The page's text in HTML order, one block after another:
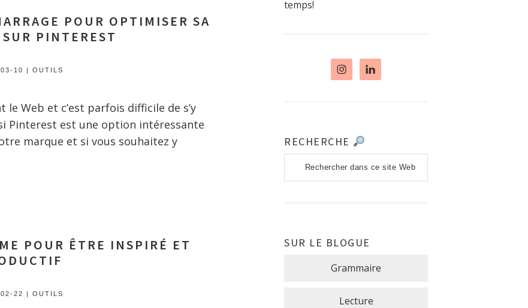
POUR OPTIMISER SA
PINTEREST
10 | OUTILS
Web et c’est parfois difficile de s’y
Pinterest est une option intéressante
marque et si vous souhaitez y
POUR ÊTRE INSPIRÉ ET
22 | OUTILS
temps!
RECHERCHE
SUR LE BLOGUE
Grammaire
Lecture